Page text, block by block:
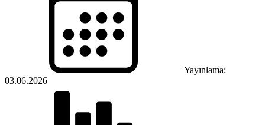
Yayınlama:
03.06.2026